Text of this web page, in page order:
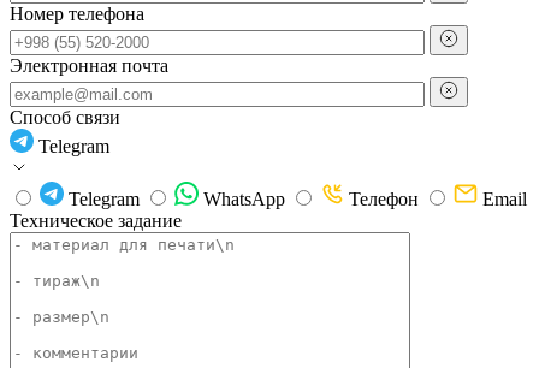
Номер телефона
Электронная почта
Способ связи
Telegram
Telegram WhatsApp Телефон
Email
Техническое задание